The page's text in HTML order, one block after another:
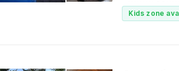
Kids zone